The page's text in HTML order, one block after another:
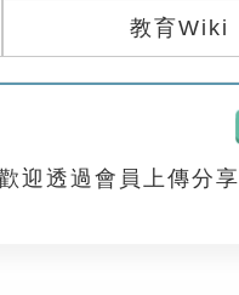
教育Wiki
迎透過會員上傳分